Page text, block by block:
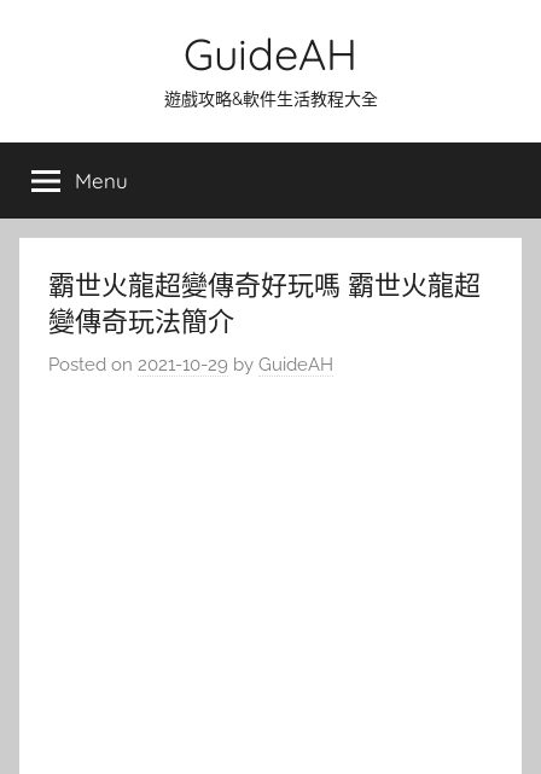
GuideAH
遊戲攻略&軟件生活教程大全
Menu
霸世火龍超變傳奇好玩嗎 霸世火龍超
變傳奇玩法簡介
Posted on 2021-10-29 by GuideAH